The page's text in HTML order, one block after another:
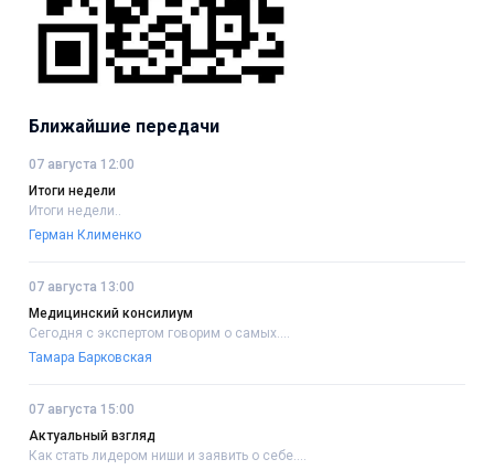
Ближайшие передачи
07 августа 12:00
Итоги недели
Итоги недели..
Герман Клименко
07 августа 13:00
Медицинский консилиум
Сегодня с экспертом говорим о самых....
Тамара Барковская
07 августа 15:00
Актуальный взгляд
Как стать лидером ниши и заявить о себе....